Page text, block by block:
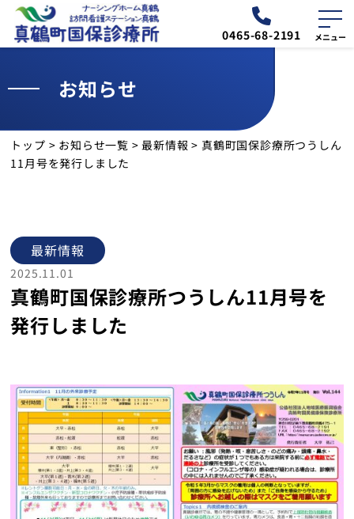
0465-68-2191
外来
お知らせ
診療所について
外来のご案内
診療案内
ナーシングホーム真鶴
訪問看護ステーション真鶴
健診・予防接種
お知らせ
トップ > お知らせ一覧 >最新情報 >真鶴町国保診療所つうしん
11月号を発行しました
最新情報
2025.11.01
真鶴町国保診療所つうしん11月号を
発行しました